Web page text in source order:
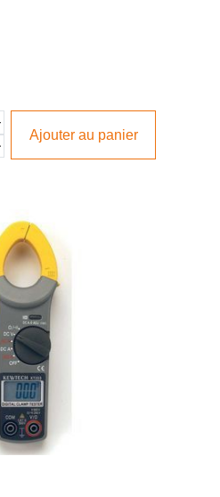
Ajouter au panier